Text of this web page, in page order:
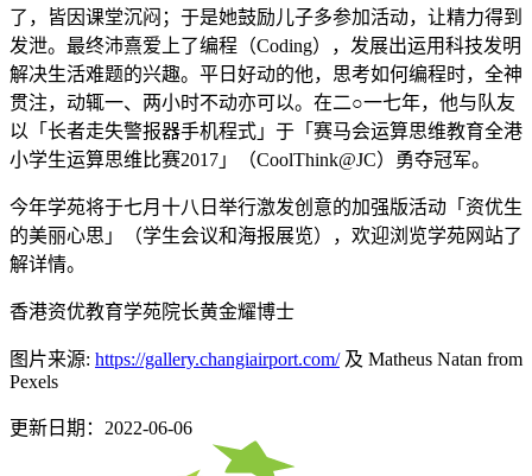
了，皆因课堂沉闷；于是她鼓励儿子多参加活动，让精力得到
发泄。最终沛熹爱上了编程（Coding），发展出运用科技发明
解决生活难题的兴趣。平日好动的他，思考如何编程时，全神
贯注，动辄一、两小时不动亦可以。在二○一七年，他与队友
以「长者走失警报器手机程式」于「赛马会运算思维教育全港
小学生运算思维比赛2017」（CoolThink@JC）勇夺冠军。
今年学苑将于七月十八日举行激发创意的加强版活动「资优生
的美丽心思」（学生会议和海报展览），欢迎浏览学苑网站了
解详情。
香港资优教育学苑院长黄金耀博士
图片来源: https://gallery.changiairport.com/及 Matheus Natan from
Pexels
更新日期：2022-06-06